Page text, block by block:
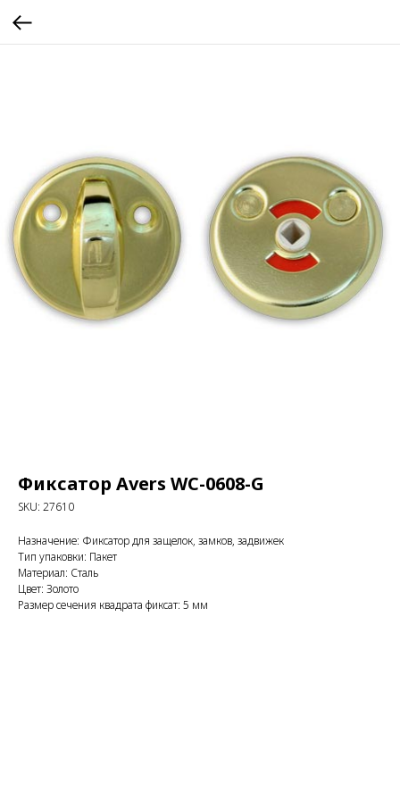
Фиксатор Avers WC-0608-G
SKU: 27610
Назначение: Фиксатор для защелок, замков, задвижек
Тип упаковки: Пакет
Материал: Сталь
Цвет: Золото
Размер сечения квадрата фиксат: 5 мм